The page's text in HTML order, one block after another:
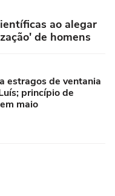
ao alegar
de homens
estragos de ventania
princípio de
maio